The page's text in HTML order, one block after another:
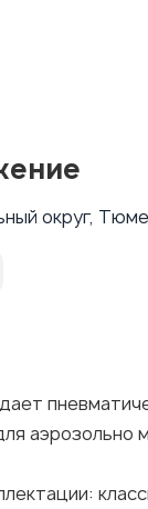
округ,
аэрозольно